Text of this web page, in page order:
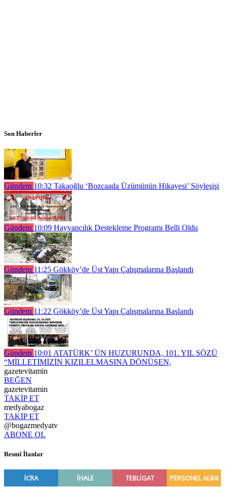
Son Haberler
Gündem 10:32 Takaoğlu ‘Bozcaada Üzümünün Hikayesi’ Söyleşişi
Gündem 10:09 Hayvancılık Destekleme Programı Belli Oldu
Gündem 11:25 Gökköy’de Üst Yapı Çalışmalarına Başlandı
Gündem 11:22 Gökköy’de Üst Yapı Çalışmalarına Başlandı
Gündem 10:01 ATATÜRK’ ÜN HUZURUNDA, 101. YIL SÖZÜ
“MİLLETİMİZİN KIZILELMASINA DÖNÜŞEN,
gazetevitamin
BEĞEN
gazetevitamin
TAKİP ET
medyabogaz
TAKİP ET
@bogazmedyatv
ABONE OL
Resmî İlanlar